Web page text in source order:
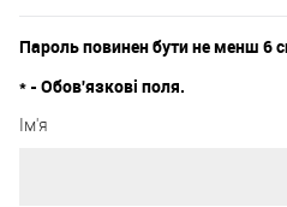
Пароль повинен бути не менш 6
* - Обов'язкові поля.
Ім'я